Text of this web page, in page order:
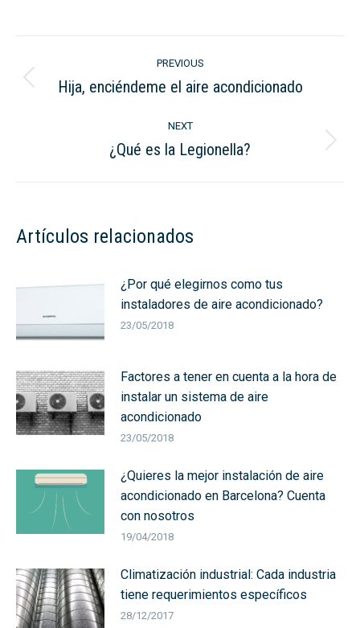
navigation
PREVIOUS
Previous
Hija, enciéndeme el aire acondicionado
NEXT
Next
¿Qué es la Legionella?
Artículos relacionados
¿Por qué elegirnos como tus
instaladores de aire acondicionado?
23/05/2018
Factores a tener en cuenta a la hora de
instalar un sistema de aire
acondicionado
23/05/2018
¿Quieres la mejor instalación de aire
acondicionado en Barcelona? Cuenta
con nosotros
19/04/2018
Climatización industrial: Cada industria
tiene requerimientos específicos
28/12/2017